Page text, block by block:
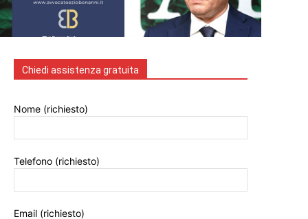
Chiedi assistenza gratuita
Nome (richiesto)
Telefono (richiesto)
Email (richiesto)